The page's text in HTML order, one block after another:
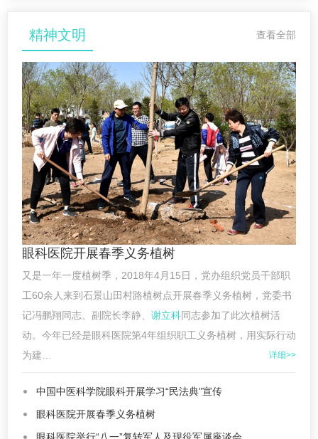
查看全部
精神文明
眼科医院开展春季义务植树
又是一年一度植树季，2018年4月15日，党办组织党员干部职
工60余人来到石景山田村路植树点开展春季义务植树，党委书
记冯鹏翔同志、副院长李静、 谢立科同志参加了此次植树活
动。今年已经是眼科医院第4年组织职工义务植树，用实际行动
为建…
详细>>
中国中医科学院眼科开展学习“民法典”宣传
眼科医院开展春季义务植树